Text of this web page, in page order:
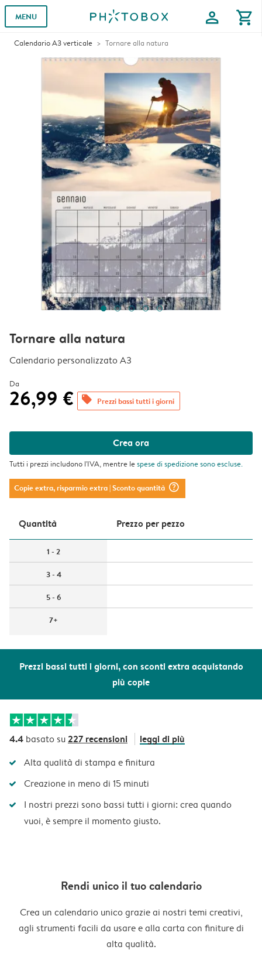
MENU profile shopping_cart
Calendario A3 verticale Tornare alla natura
Prezzi bassi tutti i giorni, con sconti extra acquistando
più copie
Tornare alla natura
Calendario personalizzato A3
Da
26,99 € offers Prezzi bassi tutti i giorni
Crea ora
Tutti i prezzi includono l'IVA, mentre lespese di spedizionesono escluse.
Copie extra, risparmio extra| Sconto quantità question_mark_circle
Quantità Prezzo per pezzo
1 - 2
3 - 4
5 - 6
7+
4.4 basato su227 recensioni leggi di più
Alta qualità di stampa e finitura
Creazione in meno di 15 minuti
I nostri prezzi sono bassi tutti i giorni: crea quando
vuoi, è sempre il momento giusto.
Rendi unico il tuo calendario
Crea un calendario unico grazie ai nostri temi creativi,
agli strumenti facili da usare e alla carta con finiture di
alta qualità.